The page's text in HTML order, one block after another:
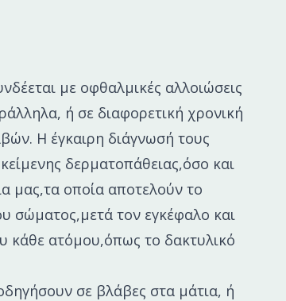
με οφθαλμικές αλλοιώσεις
ή σε διαφορετική χρονική
Η έγκαιρη διάγνωσή τους
δερματοπάθειας,όσο και
μας,τα οποία αποτελούν το
σώματος,μετά τον εγκέφαλο και
κάθε ατόμου,όπως το δακτυλικό
σε βλάβες στα μάτια, ή